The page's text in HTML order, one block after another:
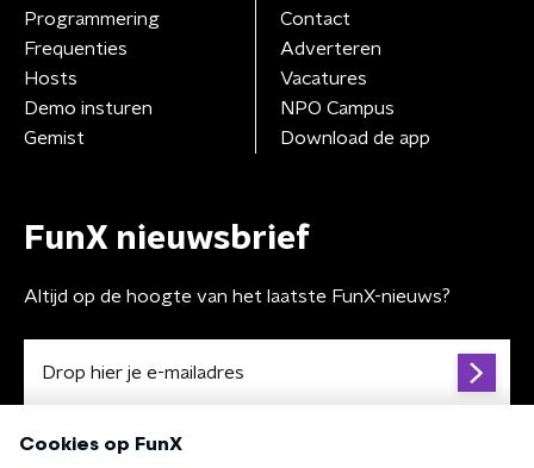
Programmering
Frequenties
Hosts
Demo insturen
Gemist
Contact
Adverteren
Vacatures
NPO Campus
Download de app
FunX nieuwsbrief
Altijd op de hoogte van het laatste FunX-nieuws?